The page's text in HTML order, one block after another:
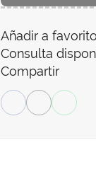
Añadir a
Consulta
Compartir